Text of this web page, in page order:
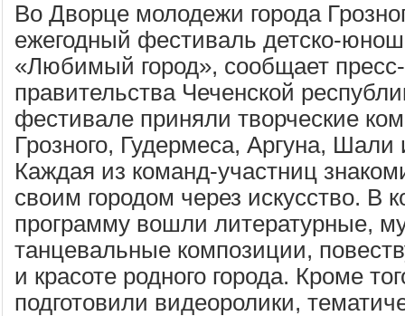
Во Дворце молодежи города
ежегодный фестиваль детско-
«Любимый город», сообщает
правительства Чеченской
фестивале приняли творческие
Грозного, Гудермеса, Аргуна,
Каждая из команд-участниц
своим городом через искусство. В
программу вошли литературные,
танцевальные композиции,
и красоте родного города. Кроме
подготовили видеоролики,